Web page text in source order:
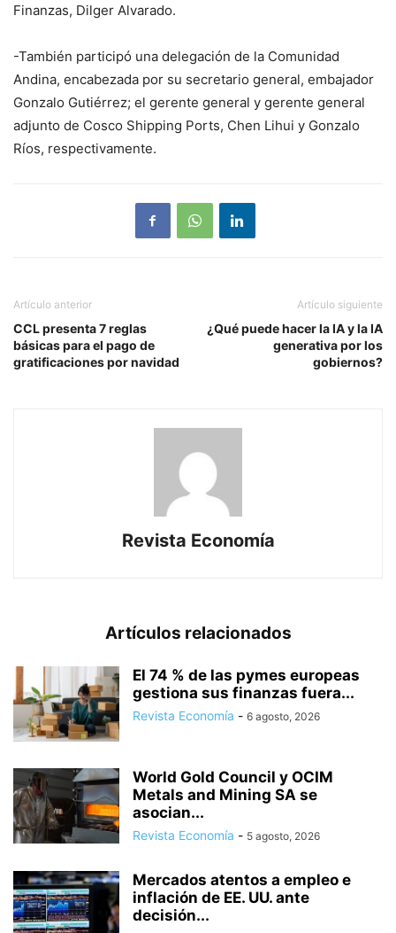
Finanzas, Dilger Alvarado.
-También participó una delegación de la Comunidad
Andina, encabezada por su secretario general, embajador
Gonzalo Gutiérrez; el gerente general y gerente general
adjunto de Cosco Shipping Ports, Chen Lihui y Gonzalo
Ríos, respectivamente.
Artículo anterior
CCL presenta 7 reglas
básicas para el pago de
gratificaciones por navidad
Artículo siguiente
¿Qué puede hacer la IA y la IA
generativa por los
gobiernos?
Revista Economía
Artículos relacionados
El 74 % de las pymes europeas
gestiona sus finanzas fuera...
Revista Economía - 6 agosto, 2026
World Gold Council y OCIM
Metals and Mining SA se
asocian...
Revista Economía - 5 agosto, 2026
Mercados atentos a empleo e
inflación de EE. UU. ante
decisión...